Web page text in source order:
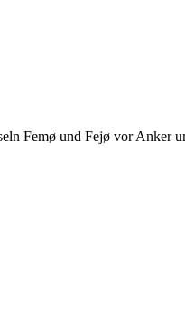
Femø und Fejø vor Anker